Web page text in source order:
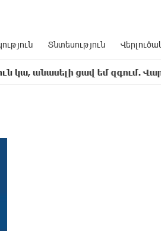
Տնտեսություն
ցավ եմ զգում. Վարդևանյան